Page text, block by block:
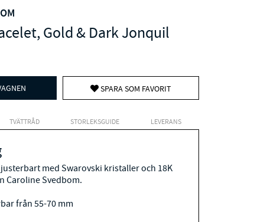
Gold & Dark Jonquil
SPARA SOM FAVORIT
TVÄTTRÅD STORLEKSGUIDE LEVERANS
med Swarovski kristaller och 18K
Caroline Svedbom.
från 55-70 mm